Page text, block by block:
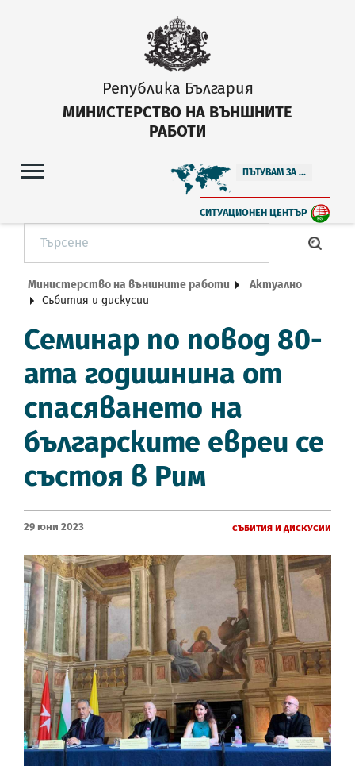
Република България
МИНИСТЕРСТВО НА ВЪНШНИТЕ
РАБОТИ
ПЪТУВАМ ЗА ...
СИТУАЦИОНЕН ЦЕНТЪР
Министерство на външните работи
Актуално
Събития и дискусии
Семинар по повод 80-
ата годишнина от
спасяването на
българските евреи се
състоя в Рим
29 Юни 2023 Събития и дискусии